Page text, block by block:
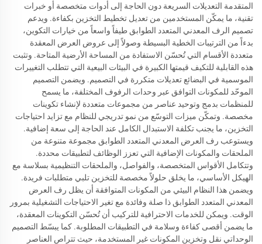
المتقدمة التعديلات السريعة دون الحاجة إلى أدوات متخصصة أو خبرات
تقنية، ما يمكّن المستخدمين من تعديل تخطيط التخزين بكفاءة. ويدعم
تصميم الرف المعدني المتعدد الطوابق طيفاً واسعاً من خيارات التكوين،
بدءاً من الترتيبات الخطية البسيطة وصولاً إلى عروض العرض المعقدة
متعددة الأقسام التي تُحسّن الاستفادة من المساحة الأرضية المتاحة. وتثبت
هذه القابلية للتكيف قيمتها الكبيرة في البيئات البيعية التي تتطلب التغييرات
الموسمية في البضائع تعديلات متكررة في التصميم. ويضمن التصميم
الموحّد للمكونات التوافق عبر وحدات الرفوف المختلفة، ما يسمح
للمنظمات بدمج وتوحيد عناصر من مجموعات متعددة لإنشاء تكوينات
مخصصة. وتمكّن ميزات التوسّع من نمو تدريجي للنظام مع تزايد احتياجات
التخزين، ما يجنب تكلفة الاستبدال الكامل عند الحاجة إلى سعة إضافية.
ويستوعب رف العرض المعدني المتعدد الطوابق مجموعة متنوعة من
الملحقات والمكونات الإضافية التي تعزز الوظائف لتطبيقات محددة.
وتتكامل الأقواس المتخصصة، والفواصل، والملحقات التنظيمية بسلاسة مع
الهيكل الأساسي، ما يخلق حلولاً مخصصة للتخزين تلبي متطلبات فريدة.
ويضمن هذا النظام البيئي من المكونات المتوافقة أن يظل رف العرض
المعدني المتعدد الطوابق ذا صلة وفائدة مع تغير الاحتياجات التشغيلية بمرور
الوقت. ويمكن للخدمات الاحترافية للتركيب أن تُحسّن التكوينات المعقدة،
ما يضمن أقصى كفاءة وسلامة في التطبيقات المطلوبة. كما يبسّط التصميم
الوحداتي نقل وتخزين المكونات غير المستخدمة، حيث تتراص العناصر